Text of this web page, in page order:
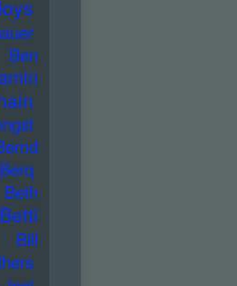
Ben
Berq
Beth
Betti
Bill